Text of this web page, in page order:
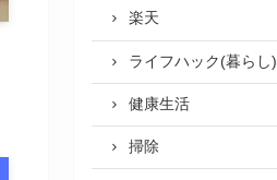
楽天
ライフハック(暮らし)
健康生活
掃除